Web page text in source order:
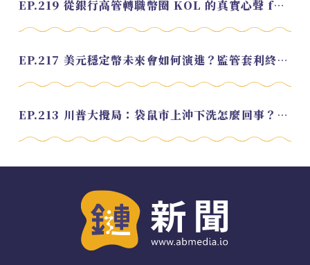
EP.219 從銀行高管轉職幣圈 KOL 的真實心聲 feat.龜大
EP.217 美元穩定幣未來會如何演進？監管套利終將收斂？feat. 研究員 余哲安
EP.213 川普大攪局：袋鼠市上沖下洗怎麼回事？feat. Alvin